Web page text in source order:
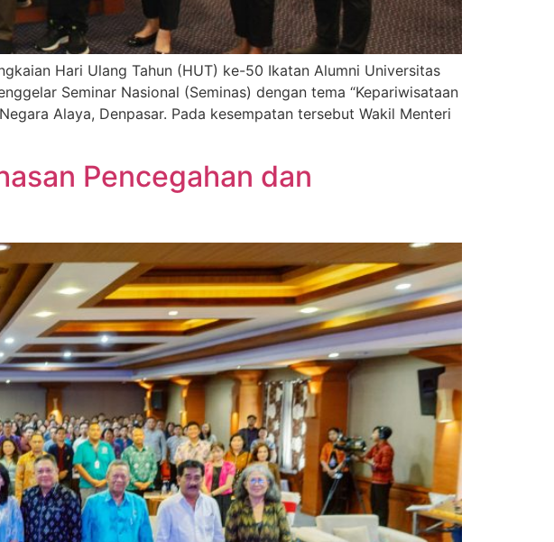
Hari Ulang Tahun (HUT) ke-50 Ikatan Alumni Universitas
Seminar Nasional (Seminas) dengan tema “Kepariwisataan
Alaya, Denpasar. Pada kesempatan tersebut Wakil Menteri
Pencegahan dan